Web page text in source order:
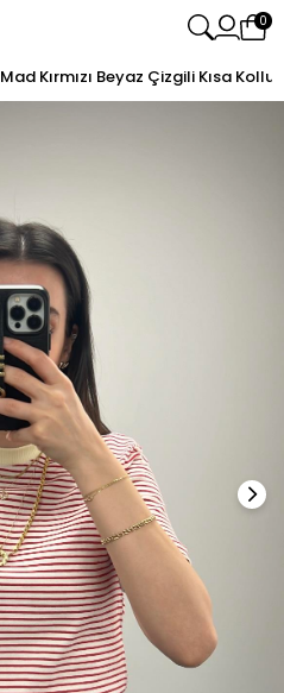
0
Mad Kırmızı Beyaz Çizgili Kısa Kollu